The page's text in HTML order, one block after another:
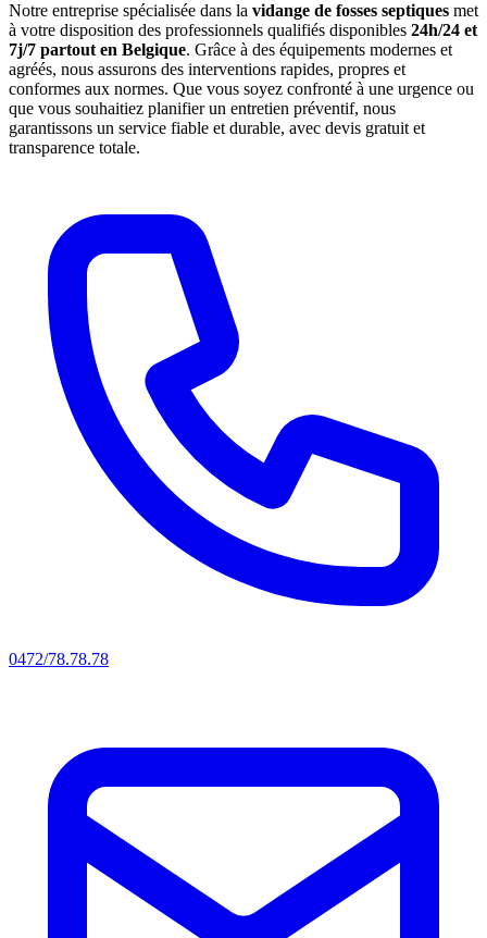
Notre entreprise spécialisée dans la vidange de fosses septiques met
à votre disposition des professionnels qualifiés disponibles 24h/24 et
7j/7 partout en Belgique. Grâce à des équipements modernes et
agréés, nous assurons des interventions rapides, propres et
conformes aux normes. Que vous soyez confronté à une urgence ou
que vous souhaitiez planifier un entretien préventif, nous
garantissons un service fiable et durable, avec devis gratuit et
transparence totale.
0472/78.78.78